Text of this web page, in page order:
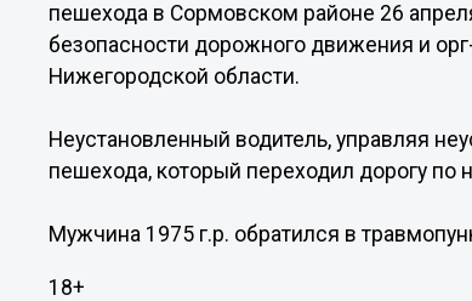
пешехода в Сормовском районе 26
безопасности дорожного движения и
Нижегородской области.
Неустановленный водитель, управляя
пешехода, который переходил дорогу
Мужчина 1975 г.р. обратился в
18+